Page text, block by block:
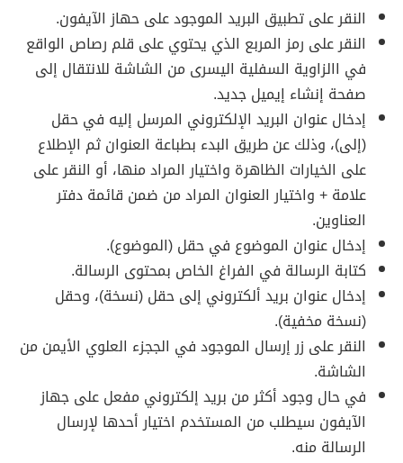
النقر على تطبيق البريد الموجود على حهاز الآيفون.
النقر على رمز المربع الذي يحتوي على قلم رصاص الواقع
في االزاوية السفلية اليسرى من الشاشة للانتقال إلى
صفحة إنشاء إيميل جديد.
إدخال عنوان البريد الإلكتروني المرسل إليه في حقل
(إلى)، وذلك عن طريق البدء بطباعة العنوان ثم الإطلاع
على الخيارات الظاهرة واختيار المراد منها، أو النقر على
علامة + واختيار العنوان المراد من ضمن قائمة دفتر
العناوين.
إدخال عنوان الموضوع في حقل (الموضوع).
كتابة الرسالة في الفراغ الخاص بمحتوى الرسالة.
إدخال عنوان بريد ألكتروني إلى حقل (نسخة)، وحقل
(نسخة مخفية).
النقر على زر إرسال الموجود في الججزء العلوي الأيمن من
الشاشة.
في حال وجود أكثر من بريد إلكتروني مفعل على جهاز
الآيفون سيطلب من المستخدم اختيار أحدها لإرسال
الرسالة منه.